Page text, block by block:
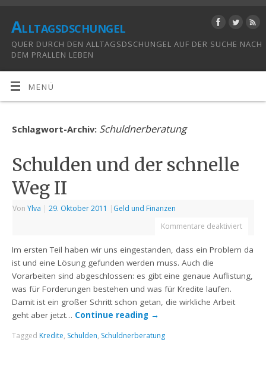
Alltagsdschungel
QUER DURCH DEN ALLTAGSDSCHUNGEL AUF DER SUCHE NACH
DEM PRALLEN LEBEN
MENÜ
Schlagwort-Archiv: Schuldnerberatung
Schulden und der schnelle
Weg II
VonYlva | 29. Oktober 2011 | Geld und Finanzen
Kommentare deaktiviert
Im ersten Teil haben wir uns eingestanden, dass ein Problem da
ist und eine Lösung gefunden werden muss. Auch die
Vorarbeiten sind abgeschlossen: es gibt eine genaue Auflistung,
was für Forderungen bestehen und was für Kredite laufen.
Damit ist ein großer Schritt schon getan, die wirkliche Arbeit
geht aber jetzt… Continue reading →
Tagged Kredite, Schulden, Schuldnerberatung